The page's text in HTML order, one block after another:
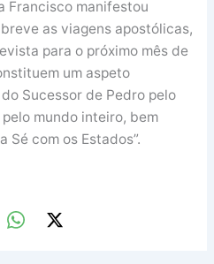
Francisco manifestou
as viagens apostólicas,
para o próximo mês de
um aspeto
Sucessor de Pedro pelo
mundo inteiro, bem
Sé com os Estados”.